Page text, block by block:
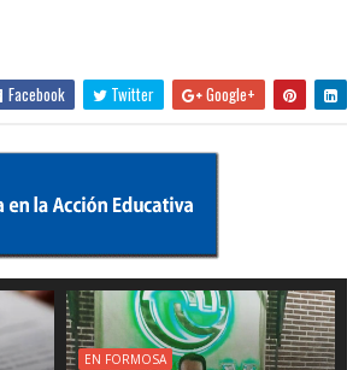
Facebook Twitter Google+
EN FORMOSA